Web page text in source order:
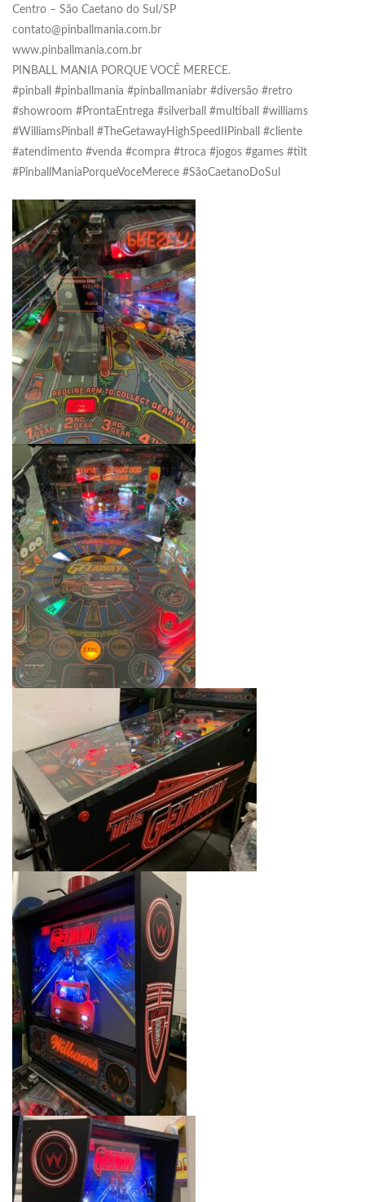
Centro – São Caetano do Sul/SP
contato@pinballmania.com.br
www.pinballmania.com.br
PINBALL MANIA PORQUE VOCÊ MERECE.
#pinball #pinballmania #pinballmaniabr #diversão #retro
#showroom #ProntaEntrega #silverball #multiball #williams
#WilliamsPinball #TheGetawayHighSpeedIIPinball #cliente
#atendimento #venda #compra #troca #jogos #games #tilt
#PinballManiaPorqueVoceMerece #SãoCaetanoDoSul